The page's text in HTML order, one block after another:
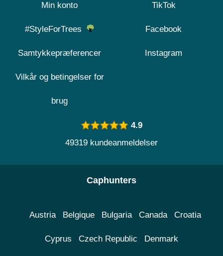
Min konto
#StyleForTrees
Samtykkepræferencer
Vilkår og betingelser for
brug
TikTok
Facebook
Instagram
4.9
49319 kundeanmeldelser
Caphunters
Austria Belgique Bulgaria Canada Croatia
Cyprus Czech Republic Denmark